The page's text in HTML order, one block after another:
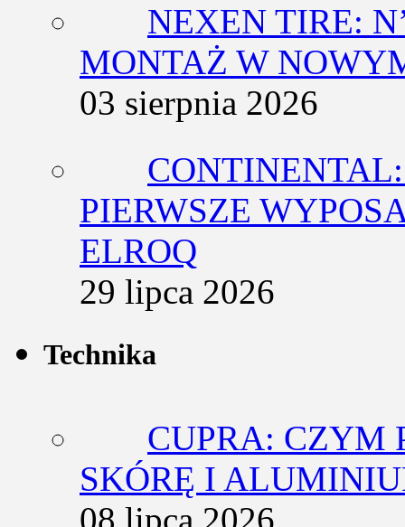
NEXEN TIRE:
MONTAŻ W
03 sierpnia 2026
PIERWSZE
ELROQ
29 lipca 2026
Technika
CUPRA: CZYM
SKÓRĘ I